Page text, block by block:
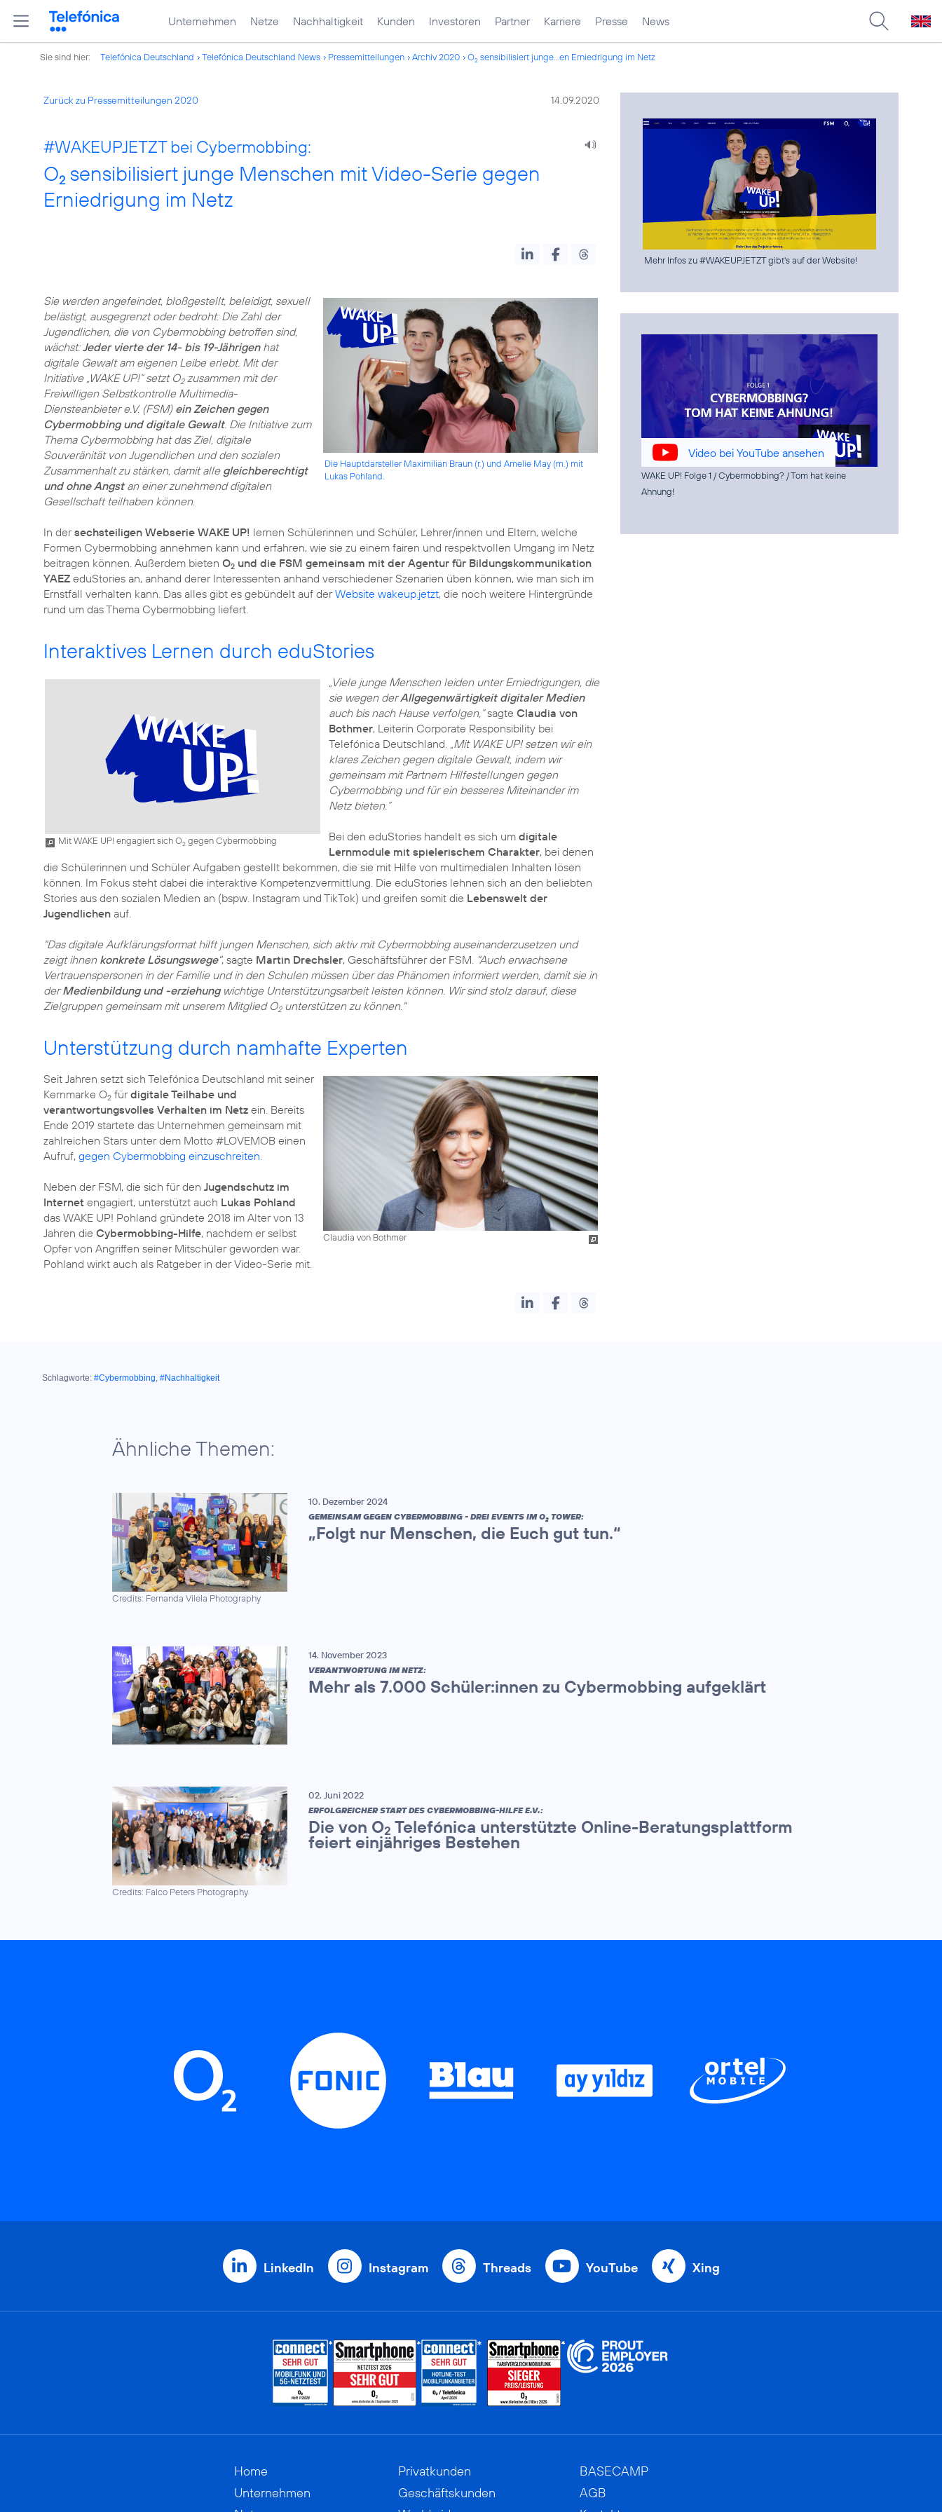
Unternehmen Netze Nachhaltigkeit Kunden Investoren Partner Karriere Presse News
Sie sind hier: Telefónica Deutschland Telefónica Deutschland News Pressemitteilungen Archiv 2020 O2 sensibilisiert junge...en Erniedrigung im Netz
Zurück zu Pressemitteilungen 2020 14.09.2020
#WAKEUPJETZT bei Cybermobbing:
O2 sensibilisiert junge Menschen mit Video-Serie gegen
Erniedrigung im Netz
Die Hauptdarsteller Maximilian Braun (r.) und Amelie May (m.) mit
Lukas Pohland.
Sie werden angefeindet, bloßgestellt, beleidigt, sexuell
belästigt, ausgegrenzt oder bedroht: Die Zahl der
Jugendlichen, die von Cybermobbing betroffen sind,
wächst:Jeder vierte der 14- bis 19-Jährigenhat
digitale Gewalt am eigenen Leibe erlebt. Mit der
Initiative „WAKE UP!“ setzt O2zusammen mit der
Freiwilligen Selbstkontrolle Multimedia-
Diensteanbieter e.V. (FSM) ein Zeichen gegen
Cybermobbing und digitale Gewalt. Die Initiative zum
Thema Cybermobbing hat das Ziel, digitale
Souveränität von Jugendlichen und den sozialen
Zusammenhalt zu stärken, damit alle gleichberechtigt
und ohne Angstan einer zunehmend digitalen
Gesellschaft teilhaben können.
In dersechsteiligen Webserie WAKE UP! lernen Schülerinnen und Schüler, Lehrer/innen und Eltern, welche
Formen Cybermobbing annehmen kann und erfahren, wie sie zu einem fairen und respektvollen Umgang im Netz
beitragen können. Außerdem bieten O2 und die FSM gemeinsam mit der Agentur für Bildungskommunikation
YAEZ eduStories an, anhand derer Interessenten anhand verschiedener Szenarien üben können, wie man sich im
Ernstfall verhalten kann. Das alles gibt es gebündelt auf derWebsite wakeup.jetzt, die noch weitere Hintergründe
rund um das Thema Cybermobbing liefert.
Interaktives Lernen durch eduStories
Mit WAKE UP! engagiert sich O2 gegen Cybermobbing
„Viele junge Menschen leiden unter Erniedrigungen, die
sie wegen derAllgegenwärtigkeit digitaler Medien
auch bis nach Hause verfolgen,“sagte Claudia von
Bothmer, Leiterin Corporate Responsibility bei
Telefónica Deutschland. „Mit WAKE UP! setzen wir ein
klares Zeichen gegen digitale Gewalt, indem wir
gemeinsam mit Partnern Hilfestellungen gegen
Cybermobbing und für ein besseres Miteinander im
Netz bieten.“
Bei den eduStories handelt es sich um digitale
Lernmodule mit spielerischem Charakter, bei denen
die Schülerinnen und Schüler Aufgaben gestellt bekommen, die sie mit Hilfe von multimedialen Inhalten lösen
können. Im Fokus steht dabei die interaktive Kompetenzvermittlung. Die eduStories lehnen sich an den beliebten
Stories aus den sozialen Medien an (bspw. Instagram und TikTok) und greifen somit die Lebenswelt der
Jugendlichen auf.
"Das digitale Aufklärungsformat hilft jungen Menschen, sich aktiv mit Cybermobbing auseinanderzusetzen und
zeigt ihnen konkrete Lösungswege", sagte Martin Drechsler, Geschäftsführer der FSM. "Auch erwachsene
Vertrauenspersonen in der Familie und in den Schulen müssen über das Phänomen informiert werden, damit sie in
derMedienbildung und -erziehungwichtige Unterstützungsarbeit leisten können. Wir sind stolz darauf, diese
Zielgruppen gemeinsam mit unserem Mitglied O2unterstützen zu können."
Unterstützung durch namhafte Experten
Claudia von Bothmer
Seit Jahren setzt sich Telefónica Deutschland mit seiner
Kernmarke O2 fürdigitale Teilhabe und
verantwortungsvolles Verhalten im Netz ein. Bereits
Ende 2019 startete das Unternehmen gemeinsam mit
zahlreichen Stars unter dem Motto #LOVEMOB einen
Aufruf, gegen Cybermobbing einzuschreiten.
Neben der FSM, die sich für den Jugendschutz im
Internet engagiert, unterstützt auch Lukas Pohland
das WAKE UP! Pohland gründete 2018 im Alter von 13
Jahren die Cybermobbing-Hilfe, nachdem er selbst
Opfer von Angriffen seiner Mitschüler geworden war.
Pohland wirkt auch als Ratgeber in der Video-Serie mit.
Mehr Infos zu #WAKEUPJETZT gibt's auf der Website!
Video bei YouTube ansehen
WAKE UP! Folge 1 / Cybermobbing? / Tom hat keine
Ahnung!
Schlagworte: #Cybermobbing, #Nachhaltigkeit
Ähnliche Themen:
Credits: Fernanda Vilela Photography
10. Dezember 2024
GEMEINSAM GEGEN CYBERMOBBING - DREI EVENTS IM O2 TOWER:
„Folgt nur Menschen, die Euch gut tun.“
14. November 2023
VERANTWORTUNG IM NETZ:
Mehr als 7.000 Schüler:innen zu Cybermobbing aufgeklärt
Credits: Falco Peters Photography
02. Juni 2022
ERFOLGREICHER START DES CYBERMOBBING-HILFE E.V.:
Die von O2 Telefónica unterstützte Online-Beratungsplattform
feiert einjähriges Bestehen
LinkedIn Instagram Threads YouTube Xing
Home
Unternehmen
Privatkunden
Geschäftskunden
BASECAMP
AGB